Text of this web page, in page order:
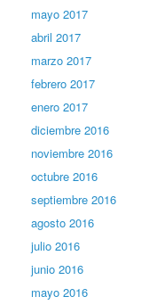
mayo 2017
abril 2017
marzo 2017
febrero 2017
enero 2017
diciembre 2016
noviembre 2016
octubre 2016
septiembre 2016
agosto 2016
julio 2016
junio 2016
mayo 2016